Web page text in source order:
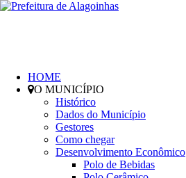
HOME
O MUNICÍPIO
Histórico
Dados do Município
Gestores
Como chegar
Desenvolvimento Econômico
Polo de Bebidas